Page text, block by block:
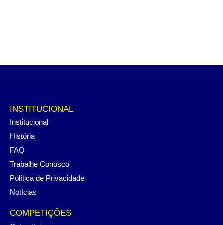
INSTITUCIONAL
Institucional
História
FAQ
Trabalhe Conosco
Política de Privacidade
Notícias
COMPETIÇÕES